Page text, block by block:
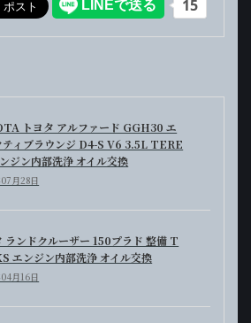
トヨタ アルファード GGH30 エ
ティブラウンジ D4-S V6 3.5L TERE
ジン内部洗浄 オイル交換
月28日
ランドクルーザー 150プラド 整備 T
エンジン内部洗浄 オイル交換
月16日